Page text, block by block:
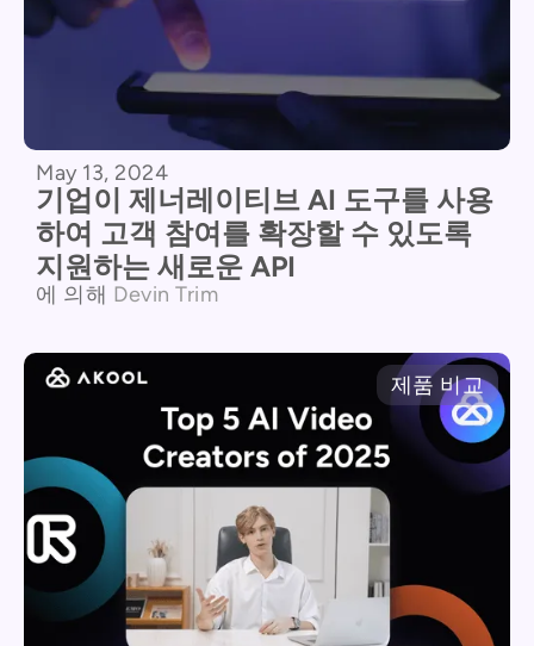
May 13, 2024
기업이 제너레이티브 AI 도구를 사용
하여 고객 참여를 확장할 수 있도록
지원하는 새로운 API
에 의해 Devin Trim
제품 비교